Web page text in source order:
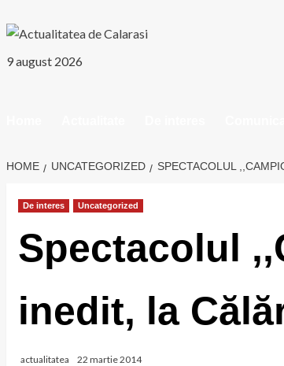
to
9 august 2026
HOME UNCATEGORIZED SPECTACOLUL
De interes Uncategorized
Spectacolul
inedit, la
actualitatea 22 martie 2014